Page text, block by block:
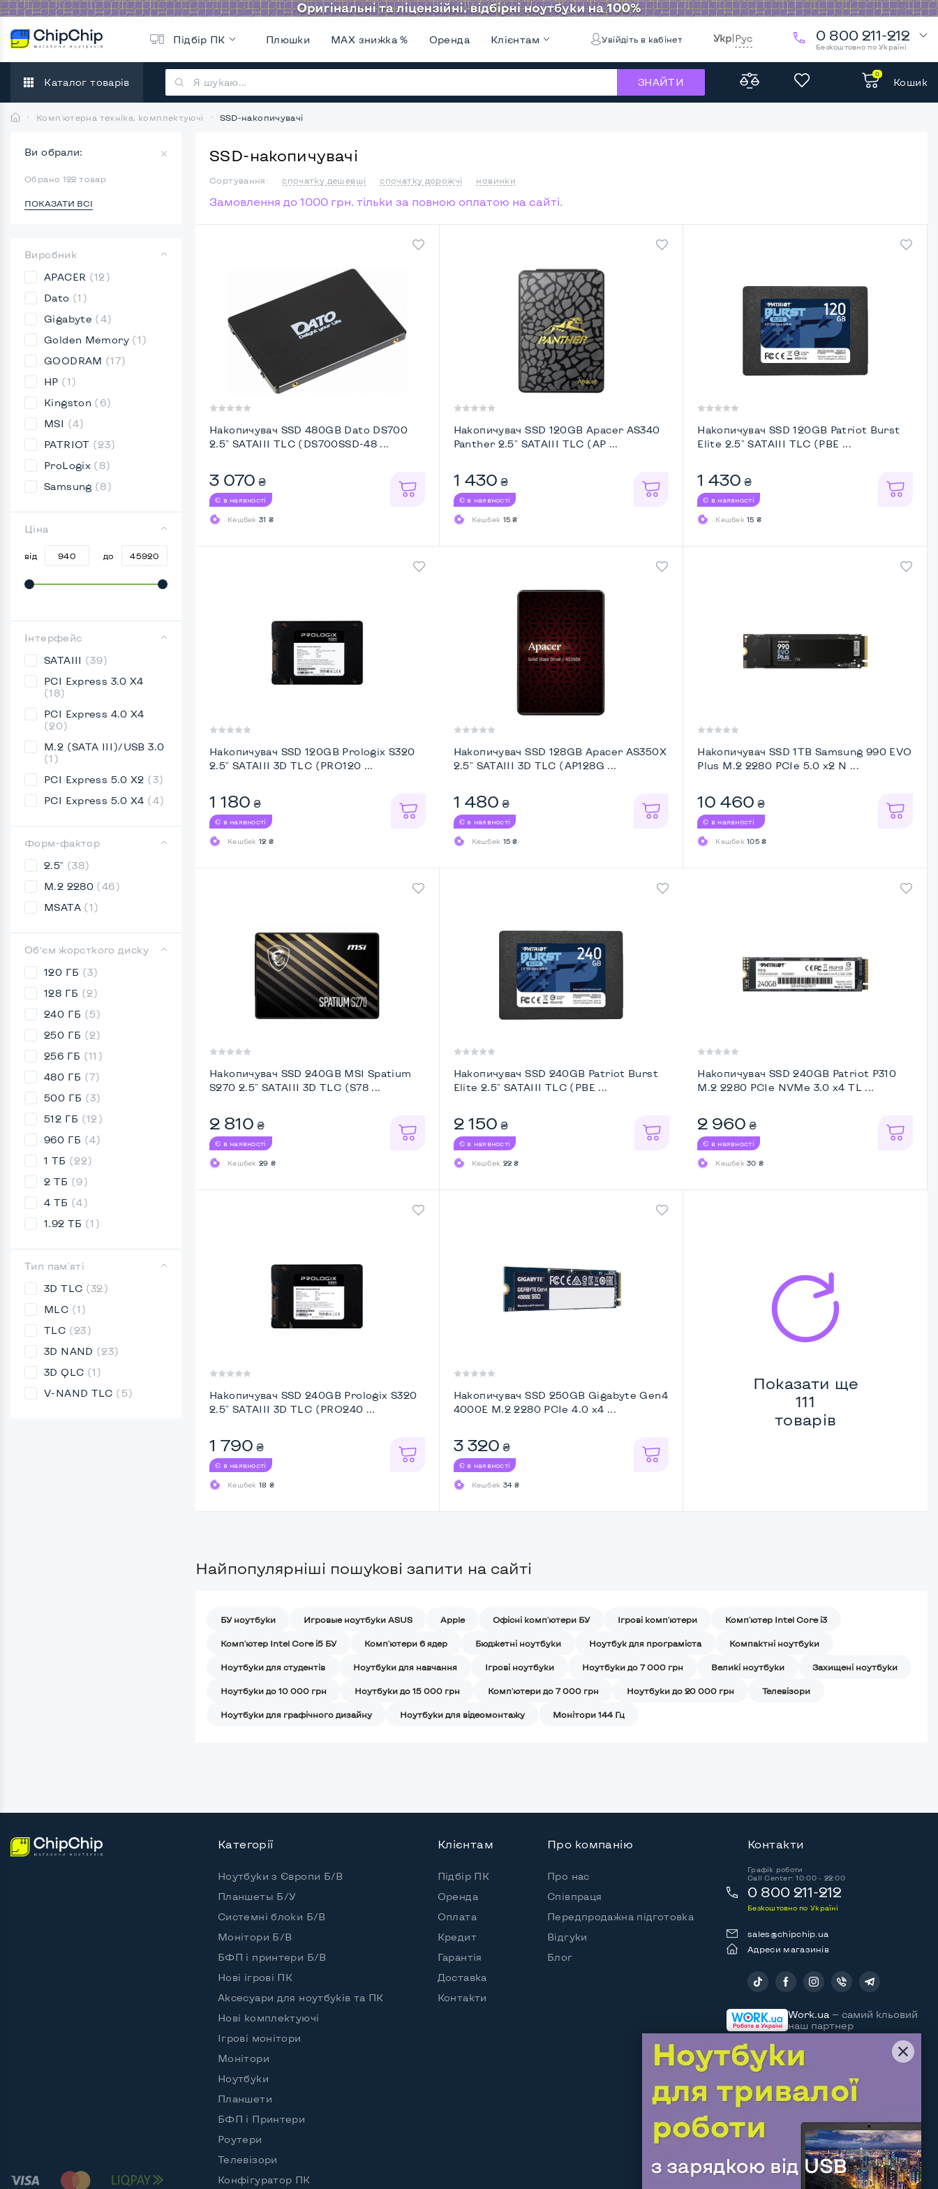
Підбір ПК Плюшки MAX знижка % Оренда Клієнтам Увійдіть в кабінет Укр|Рус 0 800 211-212
Безкоштовно по Україні
Каталог товарів ЗНАЙТИ
0
Кошик
Комп'ютерна техніка, комплектуючі SSD-накопичувачі
Ви обрали:
Обрано 122 товар
ПОКАЗАТИ ВСІ
Виробник
APACER (12)
Dato (1)
Gigabyte (4)
Golden Memory (1)
GOODRAM (17)
HP (1)
Kingston (6)
MSI (4)
PATRIOT (23)
ProLogix (8)
Samsung (8)
Ціна
від до
Інтерфейс
SATAIII (39)
PCI Express 3.0 X4
(18)
PCI Express 4.0 X4
(20)
M.2 (SATA III)/USB 3.0
(1)
PCI Express 5.0 X2 (3)
PCI Express 5.0 X4 (4)
Форм-фактор
2.5" (38)
M.2 2280 (46)
MSATA (1)
Обʼєм жорсткого диску
120 ГБ (3)
128 ГБ (2)
240 ГБ (5)
250 ГБ (2)
256 ГБ (11)
480 ГБ (7)
500 ГБ (3)
512 ГБ (12)
960 ГБ (4)
1 ТБ (22)
2 ТБ (9)
4 ТБ (4)
1.92 TБ (1)
Тип пам'яті
3D TLC (32)
MLC (1)
TLC (23)
3D NAND (23)
3D QLC (1)
V-NAND TLC (5)
SSD-накопичувачі
Сортування: спочатку дешевші спочатку дорожчі новинки
Замовлення до 1000 грн. тільки за повною оплатою на сайті.
Накопичувач SSD 480GB Dato DS700
2.5" SATAIII TLC (DS700SSD-48 ...
3 070 ₴
Є в наявності
Кешбек 31 ₴
Накопичувач SSD 120GB Apacer AS340
Panther 2.5" SATAIII TLC (AP ...
1 430 ₴
Є в наявності
Кешбек 15 ₴
Накопичувач SSD 120GB Patriot Burst
Elite 2.5" SATAIII TLC (PBE ...
1 430 ₴
Є в наявності
Кешбек15 ₴
Накопичувач SSD 120GB Prologix S320
2.5" SATAIII 3D TLC (PRO120 ...
1 180 ₴
Є в наявності
Кешбек 12 ₴
Накопичувач SSD 128GB Apacer AS350X
2.5" SATAIII 3D TLC (AP128G ...
1 480 ₴
Є в наявності
Кешбек 15 ₴
Накопичувач SSD 1ТB Samsung 990 EVO
Plus M.2 2280 PCIe 5.0 x2 N ...
10 460 ₴
Є в наявності
Кешбек105 ₴
Накопичувач SSD 240GB MSI Spatium
S270 2.5" SATAIII 3D TLC (S78 ...
2 810 ₴
Є в наявності
Кешбек 29 ₴
Накопичувач SSD 240GB Patriot Burst
Elite 2.5" SATAIII TLC (PBE ...
2 150 ₴
Є в наявності
Кешбек 22 ₴
Накопичувач SSD 240GB Patriot P310
M.2 2280 PCIe NVMe 3.0 x4 TL ...
2 960 ₴
Є в наявності
Кешбек30 ₴
Накопичувач SSD 240GB Prologix S320
2.5" SATAIII 3D TLC (PRO240 ...
1 790 ₴
Є в наявності
Кешбек 18 ₴
Накопичувач SSD 250GB Gigabyte Gen4
4000E M.2 2280 PCIe 4.0 x4 ...
3 320 ₴
Є в наявності
Кешбек 34 ₴
Показати ще
111
товарів
Найпопулярніші пошукові запити на сайті
БУ ноутбуки Игровые ноутбуки ASUS Apple Офісні комп'ютери БУ Ігрові комп'ютери Комп'ютер Intel Core i3
Комп'ютер Intel Core i5 БУ Комп'ютери 6 ядер Бюджетні ноутбуки Ноутбук для програміста Компактні ноутбуки
Ноутбуки для студентів Ноутбуки для навчання Iгрові ноутбуки Ноутбуки до 7 000 грн Великі ноутбуки Захищені ноутбуки
Ноутбуки до 10 000 грн Ноутбуки до 15 000 грн Комп'ютери до 7 000 грн Ноутбуки до 20 000 грн Телевізори
Ноутбуки для графічного дизайну Ноутбуки для відеомонтажу Монітори 144 Гц
Категорії
Ноутбуки з Європи Б/В
Планшеты Б/У
Системні блоки Б/В
Монітори Б/В
БФП і принтери Б/В
Нові ігрові ПК
Аксесуари для ноутбуків та ПК
Нові комплектуючі
Ігрові монітори
Монітори
Ноутбуки
Планшети
БФП і Принтери
Роутери
Телевізори
Конфігуратор ПК
Клієнтам
Підбір ПК
Оренда
Оплата
Кредит
Гарантія
Доставка
Контакти
Про компанію
Про нас
Співпраця
Передпродажна підготовка
Відгуки
Блог
Контакти
Графік роботи
Call Center: 10:00 - 22:00
0 800 211-212
Безкоштовно по Україні
sales@chipchip.ua
Адреси магазинів
Work.ua — самий кльовий
наш партнер